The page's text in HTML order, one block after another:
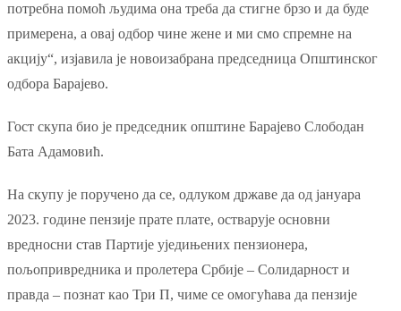
потребна помоћ људима она треба да стигне брзо и да буде
примерена, а овај одбор чине жене и ми смо спремне на
акцију“, изјавила је новоизабрана председница Општинског
одбора Барајево.
Гост скупа био је председник општине Барајево Слободан
Бата Адамовић.
На скупу је поручено да се, одлуком државе да од јануара
2023. године пензије прате плате, остварује основни
вредносни став Партије уједињених пензионера,
пољопривредника и пролетера Србије – Солидарност и
правда – познат као Три П, чиме се омогућава да пензије